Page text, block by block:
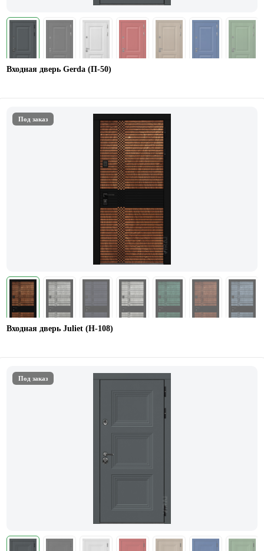
Входная дверь Gerda (П-50)
Под заказ
Входная дверь Juliet (Н-108)
Под заказ